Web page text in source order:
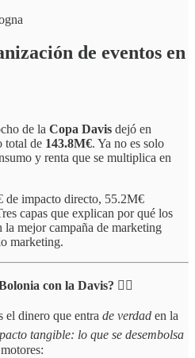
de eventos en
de la Copa Davis dejó en
total de 143.8M€. Ya no es solo
y renta que se multiplica en
de impacto directo, 55.2M€
capas que explican por qué los
la mejor campaña de marketing
marketing.
con la Davis? 👇🏻
el dinero que entra de verdad en la
tangible: lo que se desembolsa